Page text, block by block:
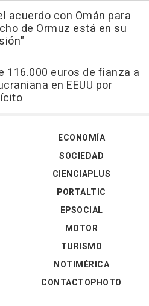
acuerdo con Omán para
de Ormuz está en su
116.000 euros de fianza a
en EEUU por
ECONOMÍA
SOCIEDAD
CIENCIAPLUS
PORTALTIC
EPSOCIAL
MOTOR
TURISMO
NOTIMÉRICA
CONTACTOPHOTO